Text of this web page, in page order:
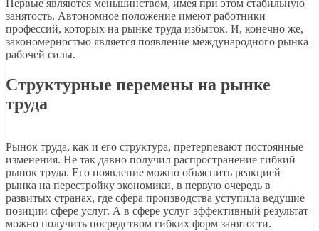
Первые являются меньшинством, имея при этом стабильную
занятость. Автономное положение имеют работники
профессий, которых на рынке труда избыток. И, конечно же,
закономерностью является появление международного рынка
рабочей силы.
Структурные перемены на рынке
труда
Рынок труда, как и его структура, претерпевают постоянные
изменения. Не так давно получил распространение гибкий
рынок труда. Его появление можно объяснить реакцией
рынка на перестройку экономики, в первую очередь в
развитых странах, где сфера производства уступила ведущие
позиции сфере услуг. А в сфере услуг эффективный результат
можно получить посредством гибких форм занятости.